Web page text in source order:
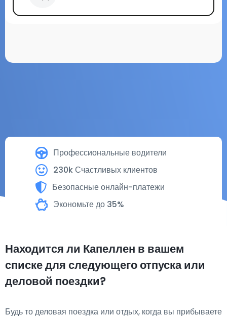
Профессиональные водители
230k Счастливых клиентов
Безопасные онлайн-платежи
Экономьте до 35%
Находится ли Капеллен в вашем
списке для следующего отпуска или
деловой поездки?
Будь то деловая поездка или отдых, когда вы прибываете